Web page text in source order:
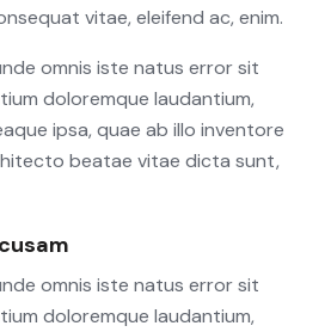
vitae, eleifend ac, enim.
omnis iste natus error sit
doloremque laudantium,
ipsa, quae ab illo inventore
beatae vitae dicta sunt,
omnis iste natus error sit
doloremque laudantium,